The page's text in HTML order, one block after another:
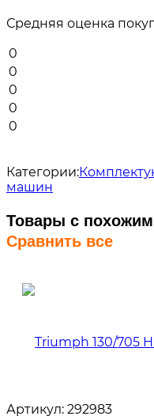
Средняя оценка
0
0
0
0
0
Категории:
машин
Товары с
Сравнить все
Артикул: 292983